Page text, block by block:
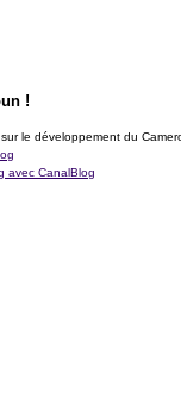
!
le développement du
avec CanalBlog